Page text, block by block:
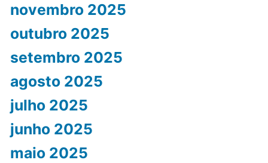
novembro 2025
outubro 2025
setembro 2025
agosto 2025
julho 2025
junho 2025
maio 2025